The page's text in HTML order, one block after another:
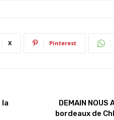
X Pinterest
la
DEMAIN NOUS
bordeaux de